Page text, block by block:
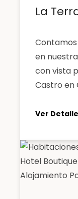
La
en
con vista
Castro en
Ver